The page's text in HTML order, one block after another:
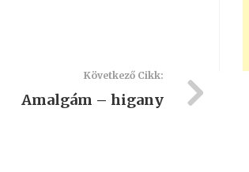
Következő Cikk:
Amalgám – higany